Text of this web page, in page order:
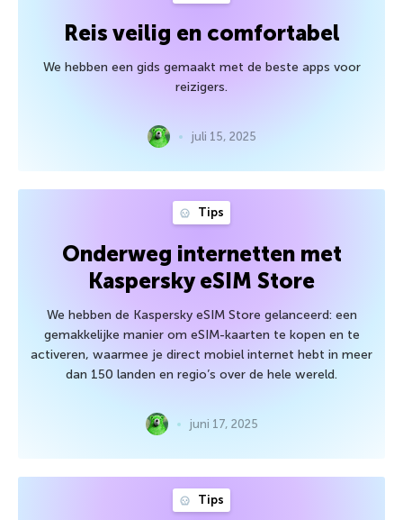
Reis veilig en comfortabel
We hebben een gids gemaakt met de beste apps voor
reizigers.
juli 15, 2025
Tips
Onderweg internetten met
Kaspersky eSIM Store
We hebben de Kaspersky eSIM Store gelanceerd: een
gemakkelijke manier om eSIM-kaarten te kopen en te
activeren, waarmee je direct mobiel internet hebt in meer
dan 150 landen en regio’s over de hele wereld.
juni 17, 2025
Tips